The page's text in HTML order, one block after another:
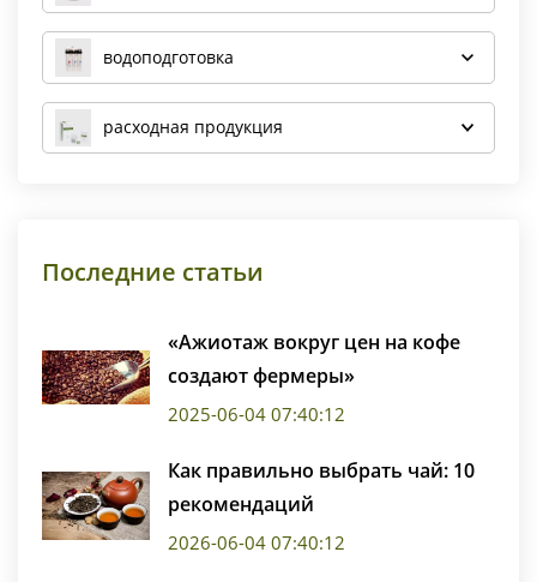
водоподготовка
расходная продукция
Последние статьи
«Ажиотаж вокруг цен на кофе
создают фермеры»
2025-06-04 07:40:12
Как правильно выбрать чай: 10
рекомендаций
2026-06-04 07:40:12